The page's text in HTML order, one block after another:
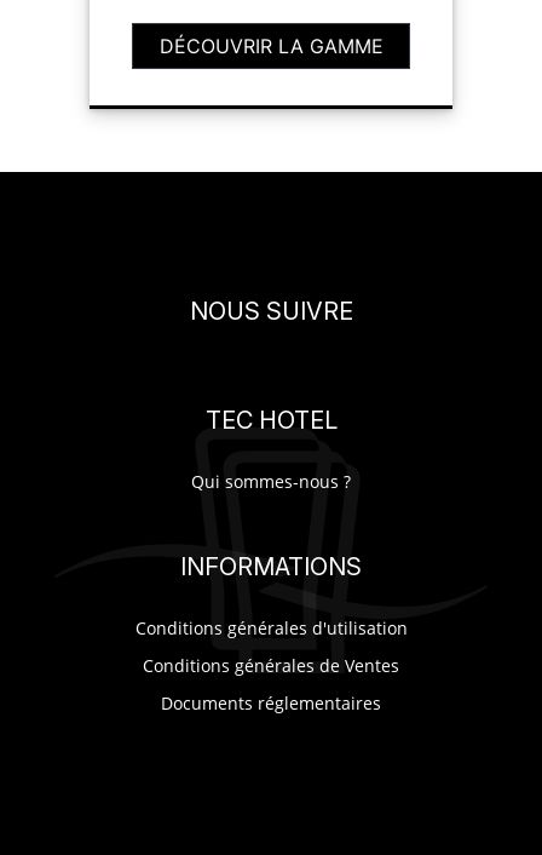
MA COMMANDEDÉCOUVRIR LA GAMME
NOUS SUIVRE
TEC HOTEL
Qui sommes-nous ?
INFORMATIONS
Conditions générales d'utilisation
Conditions générales de Ventes
Documents réglementaires